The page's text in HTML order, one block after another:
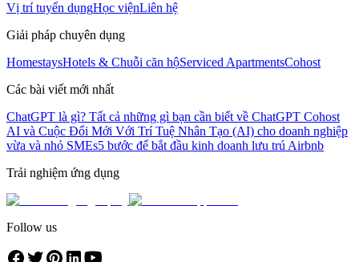
Vị trí tuyển dụngHọc việnLiên hệ
Giải pháp chuyên dụng
HomestaysHotels & Chuỗi căn hộServiced ApartmentsCohost
Các bài viết mới nhất
ChatGPT là gì? Tất cả những gì bạn cần biết về ChatGPT Cohost
AI và Cuộc Đổi Mới Với Trí Tuệ Nhân Tạo (AI) cho doanh nghiệp
vừa và nhỏ SMEs5 bước để bắt đầu kinh doanh lưu trú Airbnb
Trải nghiệm ứng dụng
Follow us